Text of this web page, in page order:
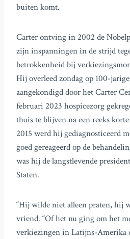
buiten komt.
Carter ontving in 2002 de
zijn inspanningen in de strijd
betrokkenheid bij
Hij overleed zondag op 100-
aangekondigd door het Carter
februari 2023 hospicezorg
thuis te blijven na een reeks
2015 werd hij gediagnosticeerd
goed gereageerd op de
was hij de langstlevende
Staten.
“Hij wilde niet alleen praten, hij
vriend. “Of het nu ging om het
verkiezingen in Latijns-Amerika